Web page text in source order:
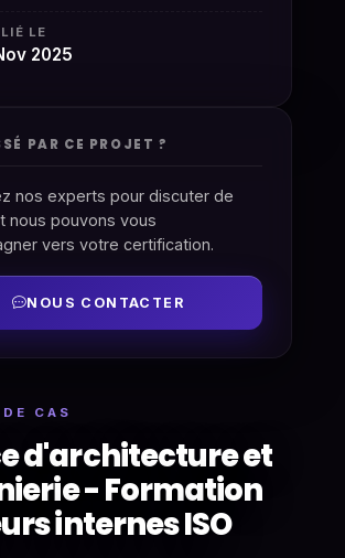
LE
2025
PAR CE PROJET ?
nos experts pour discuter de
nous pouvons vous
vers votre certification.
NOUS CONTACTER
CAS
d'architecture et
- Formation
internes ISO